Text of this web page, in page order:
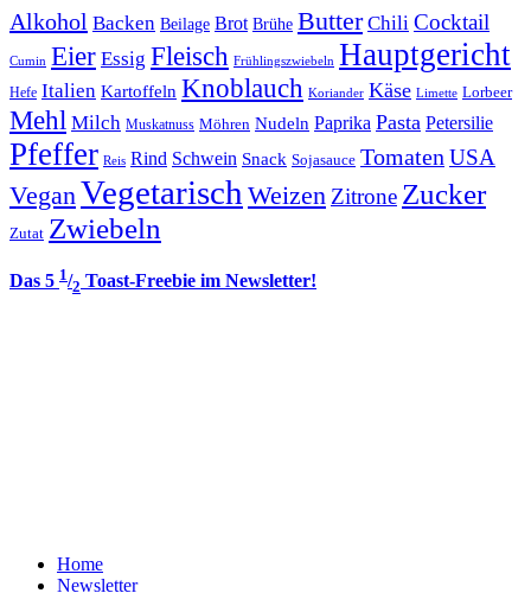
Alkohol Backen Beilage Brot Brühe Butter Chili Cocktail
Cumin Eier Essig Fleisch Frühlingszwiebeln Hauptgericht
Hefe Italien Kartoffeln Knoblauch Koriander Käse Limette Lorbeer
Mehl Milch Muskatnuss Möhren Nudeln Paprika Pasta Petersilie
Pfeffer Reis Rind Schwein Snack Sojasauce Tomaten USA
VeganVegetarisch Weizen Zitrone Zucker
Zutat Zwiebeln
Das 5 1/2 Toast-Freebie im Newsletter!
Home
Newsletter